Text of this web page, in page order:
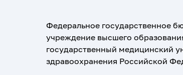
Федеральное государственное
учреждение высшего
государственный медицинский
здравоохранения Российской